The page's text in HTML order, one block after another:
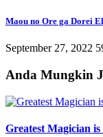
Maou no Ore ga Dorei
September 27, 2022
Anda Mungkin
Greatest Magician